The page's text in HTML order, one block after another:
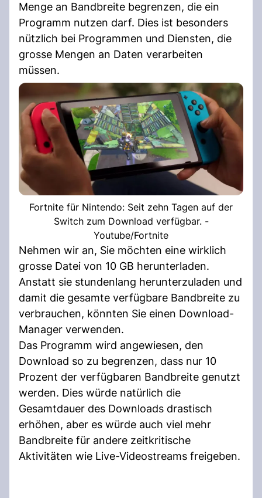
Menge an Bandbreite begrenzen, die ein
Programm nutzen darf. Dies ist besonders
nützlich bei Programmen und Diensten, die
grosse Mengen an Daten verarbeiten
müssen.
Fortnite für Nintendo: Seit zehn Tagen auf der
Switch zum Download verfügbar. -
Youtube/Fortnite
Nehmen wir an, Sie möchten eine wirklich
grosse Datei von 10 GB herunterladen.
Anstatt sie stundenlang herunterzuladen und
damit die gesamte verfügbare Bandbreite zu
verbrauchen, könnten Sie einen Download-
Manager verwenden.
Das Programm wird angewiesen, den
Download so zu begrenzen, dass nur 10
Prozent der verfügbaren Bandbreite genutzt
werden. Dies würde natürlich die
Gesamtdauer des Downloads drastisch
erhöhen, aber es würde auch viel mehr
Bandbreite für andere zeitkritische
Aktivitäten wie Live-Videostreams freigeben.